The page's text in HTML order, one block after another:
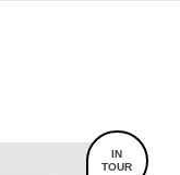
IN
TOUR